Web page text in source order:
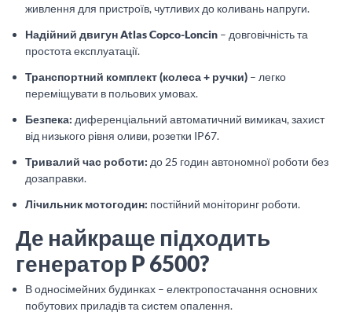
живлення для пристроїв, чутливих до коливань напруги.
Надійний двигун Atlas Copco-Loncin – довговічність та
простота експлуатації.
Транспортний комплект (колеса + ручки) – легко
переміщувати в польових умовах.
Безпека: диференціальний автоматичний вимикач, захист
від низького рівня оливи, розетки IP67.
Тривалий час роботи: до 25 годин автономної роботи без
дозаправки.
Лічильник мотогодин: постійний моніторинг роботи.
Де найкраще підходить
генератор P 6500?
В односімейних будинках – електропостачання основних
побутових приладів та систем опалення.